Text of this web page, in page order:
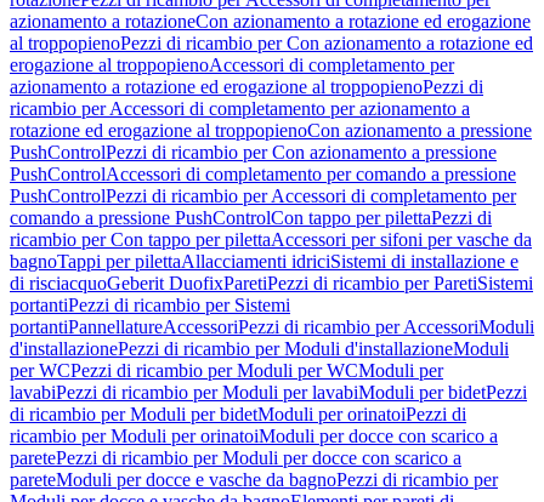
azionamento a rotazioneCon azionamento a rotazione ed erogazione
al troppopienoPezzi di ricambio per Con azionamento a rotazione ed
erogazione al troppopienoAccessori di completamento per
azionamento a rotazione ed erogazione al troppopienoPezzi di
ricambio per Accessori di completamento per azionamento a
rotazione ed erogazione al troppopienoCon azionamento a pressione
PushControlPezzi di ricambio per Con azionamento a pressione
PushControlAccessori di completamento per comando a pressione
PushControlPezzi di ricambio per Accessori di completamento per
comando a pressione PushControlCon tappo per pilettaPezzi di
ricambio per Con tappo per pilettaAccessori per sifoni per vasche da
bagnoTappi per pilettaAllacciamenti idriciSistemi di installazione e
di risciacquoGeberit DuofixParetiPezzi di ricambio per ParetiSistemi
portantiPezzi di ricambio per Sistemi
portantiPannellatureAccessoriPezzi di ricambio per AccessoriModuli
d'installazionePezzi di ricambio per Moduli d'installazioneModuli
per WCPezzi di ricambio per Moduli per WCModuli per
lavabiPezzi di ricambio per Moduli per lavabiModuli per bidetPezzi
di ricambio per Moduli per bidetModuli per orinatoiPezzi di
ricambio per Moduli per orinatoiModuli per docce con scarico a
paretePezzi di ricambio per Moduli per docce con scarico a
pareteModuli per docce e vasche da bagnoPezzi di ricambio per